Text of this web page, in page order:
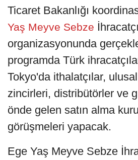
Ticaret Bakanlığı
Yaş Meyve Sebze
organizasyonunda
programda Türk
Tokyo'da ithalatçılar,
zincirleri, distribütörler ve
önde gelen satın alma
görüşmeleri yapacak.
Ege Yaş Meyve Sebze